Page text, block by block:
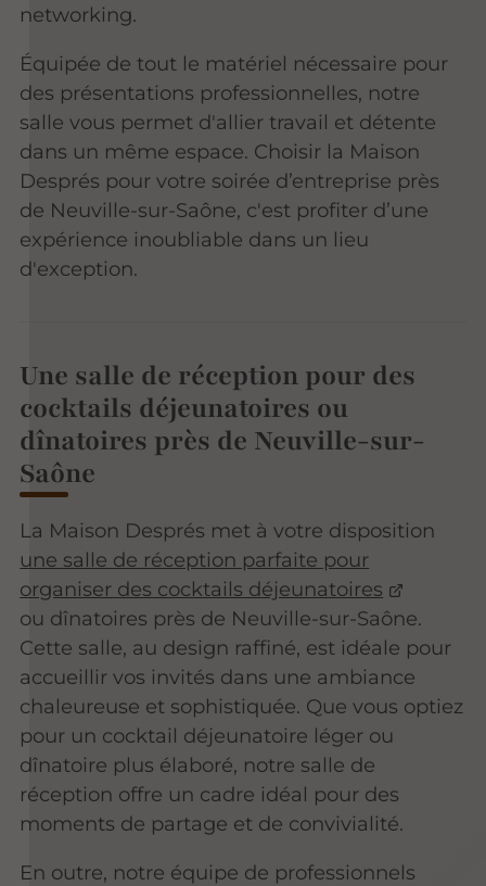
networking.
Équipée de tout le matériel nécessaire pour
des présentations professionnelles, notre
salle vous permet d'allier travail et détente
dans un même espace. Choisir la Maison
Després pour votre soirée d’entreprise près
de Neuville-sur-Saône, c'est profiter d’une
expérience inoubliable dans un lieu
d'exception.
Une salle de réception pour des
cocktails déjeunatoires ou
dînatoires près de Neuville-sur-
Saône
La Maison Després met à votre disposition
une salle de réception parfaite pour
organiser des cocktails déjeunatoires
ou dînatoires près de Neuville-sur-Saône.
Cette salle, au design raffiné, est idéale pour
accueillir vos invités dans une ambiance
chaleureuse et sophistiquée. Que vous optiez
pour un cocktail déjeunatoire léger ou
dînatoire plus élaboré, notre salle de
réception offre un cadre idéal pour des
moments de partage et de convivialité.
En outre, notre équipe de professionnels